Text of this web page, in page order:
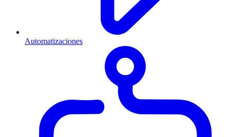
Automatizaciones